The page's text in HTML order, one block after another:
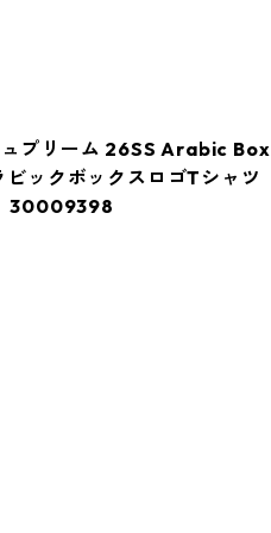
プリーム 26SS Arabic Box
ックボックスロゴTシャツ
30009398